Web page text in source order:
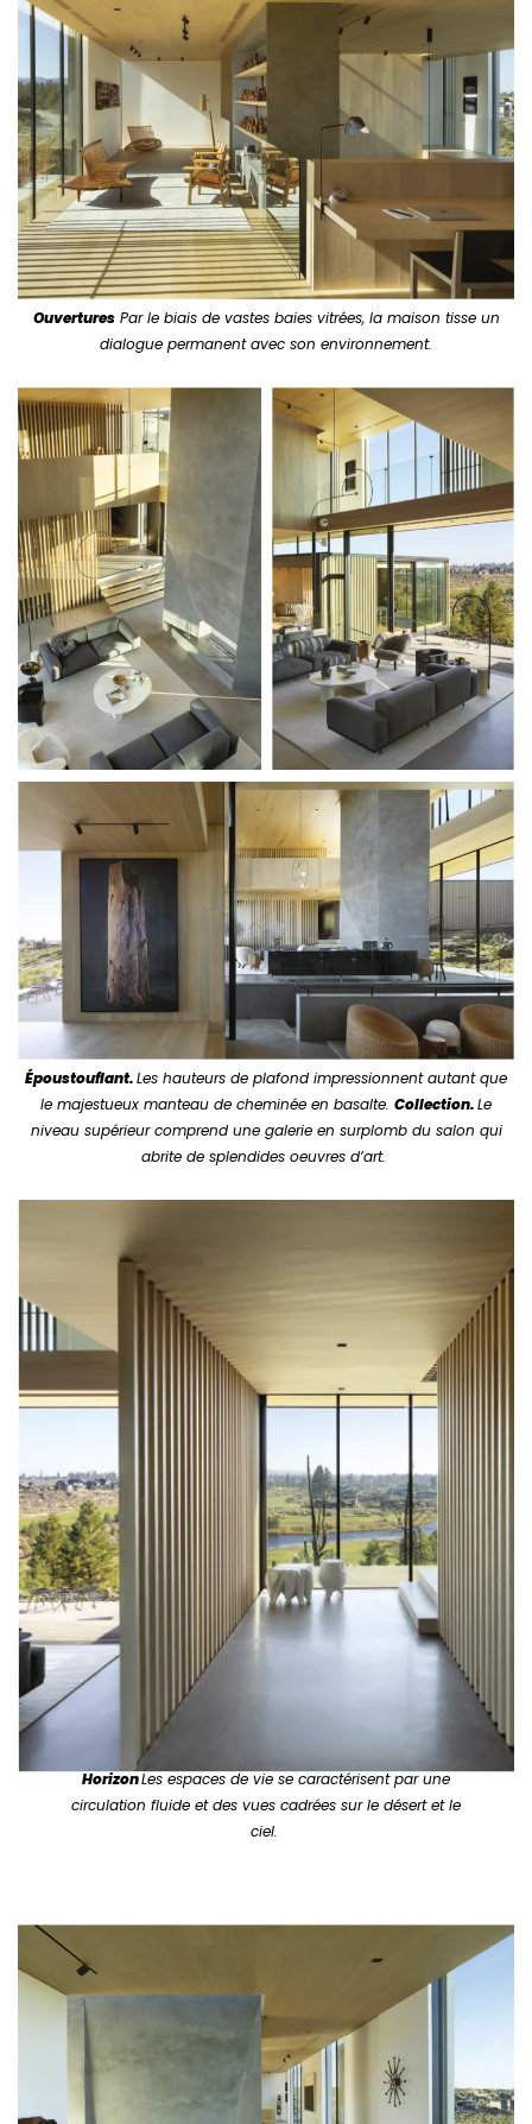
OuverturesPar le biais de vastes baies vitrées, la maison tisse un
dialogue permanent avec son environnement.
Époustouflant.Les hauteurs de plafond impressionnent autant que
le majestueux manteau de cheminée en basalte. Collection.Le
niveau supérieur comprend une galerie en surplomb du salon qui
abrite de splendides oeuvres d’art.
HorizonLes espaces de vie se caractérisent par une
circulation fluide et des vues cadrées sur le désert et le
ciel.